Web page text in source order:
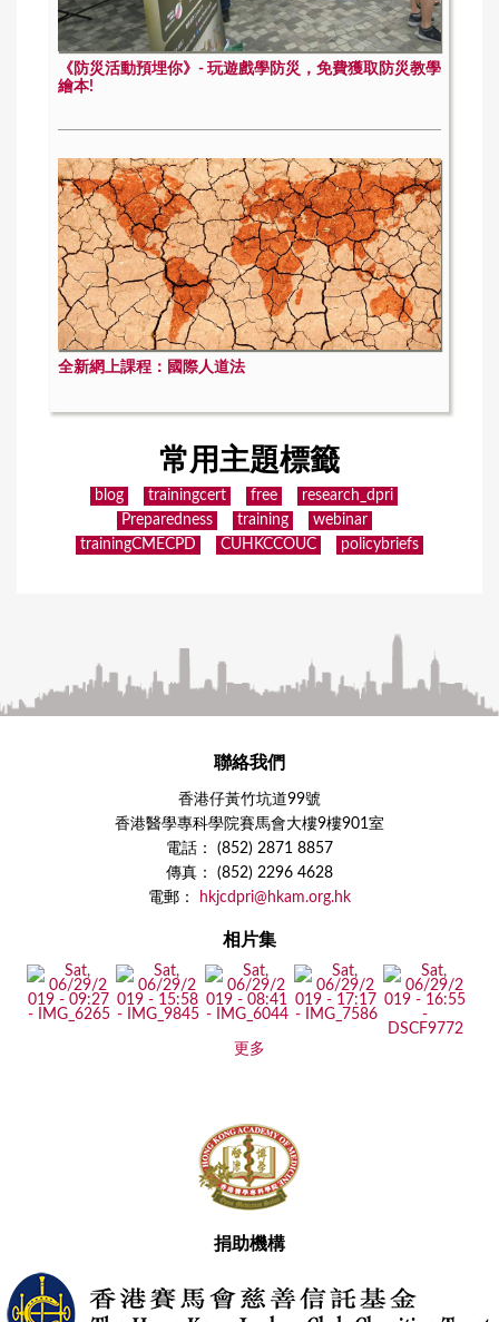
《防災活動預埋你》- 玩遊戲學防災，免費獲取防災教學
繪本!
全新網上課程：國際人道法
常用主題標籤
blog trainingcert free
research_dpri
Preparedness
training
webinar
trainingCMECPD
CUHKCCOUC policybriefs
聯絡我們
香港仔黃竹坑道99號
香港醫學專科學院賽馬會大樓9樓901室
電話： (852) 2871 8857
傳真： (852) 2296 4628
電郵：
hkjcdpri@hkam.org.hk
相片集
更多
捐助機構